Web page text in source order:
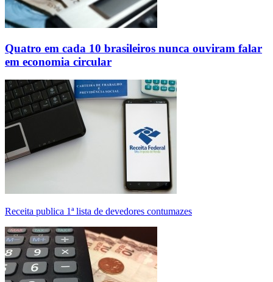
Quatro em cada 10 brasileiros nunca ouviram falar
em economia circular
Receita publica 1ª lista de devedores contumazes